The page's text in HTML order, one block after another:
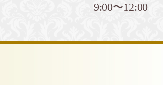
9:00〜12:00